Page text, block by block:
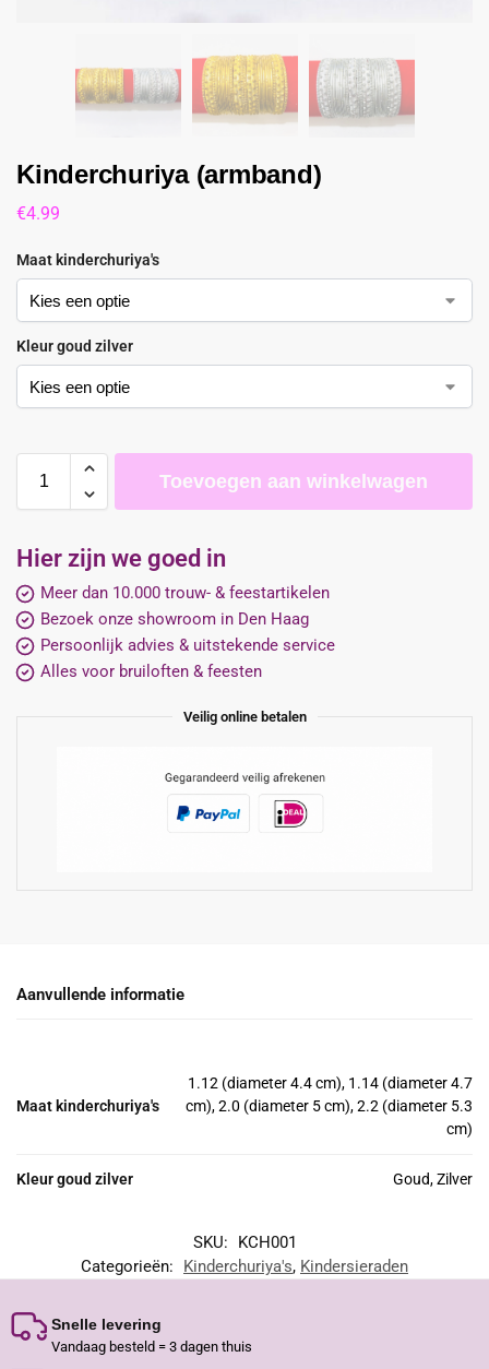
Kinderchuriya (armband)
€4.99
Maat kinderchuriya's
Kleur goud zilver
Toevoegen aan winkelwagen
Hier zijn we goed in
Meer dan 10.000 trouw- & feestartikelen
Bezoek onze showroom in Den Haag
Persoonlijk advies & uitstekende service
Alles voor bruiloften & feesten
Veilig online betalen
Aanvullende informatie
Maat kinderchuriya's
1.12 (diameter 4.4 cm), 1.14 (diameter 4.7
cm), 2.0 (diameter 5 cm), 2.2 (diameter 5.3
cm)
Kleur goud zilver Goud, Zilver
SKU:
KCH001
Categorieën:
Kinderchuriya's, Kindersieraden
Snelle levering
Vandaag besteld = 3 dagen thuis